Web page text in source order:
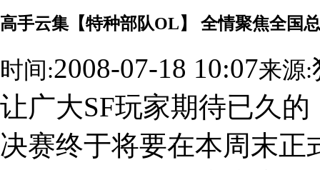
高手云集【特种部队OL】 全情聚焦全国
时间:2008-07-18 10:07来源:
让广大SF玩家期待已久
决赛终于将要在本周末